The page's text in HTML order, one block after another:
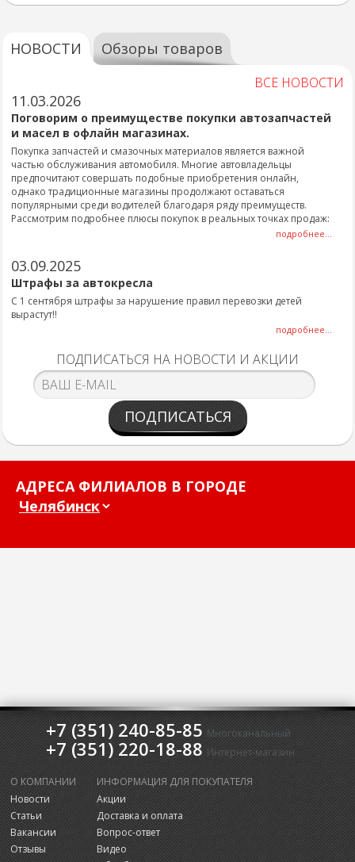
НОВОСТИ Обзоры товаров
ВСЕ НОВОСТИ
11.03.2026
Поговорим о преимуществе покупки автозапчастей
и масел в офлайн магазинах.
Покупка запчастей и смазочных материалов является важной
частью обслуживания автомобиля. Многие автовладельцы
предпочитают совершать подобные приобретения онлайн,
однако традиционные магазины продолжают оставаться
популярными среди водителей благодаря ряду преимуществ.
Рассмотрим подробнее плюсы покупок в реальных точках продаж:
подробнее...
03.09.2025
Штрафы за автокресла
С 1 сентября штрафы за нарушение правил перевозки детей
вырастут!!
подробнее...
ПОДПИСАТЬСЯ НА НОВОСТИ И АКЦИИ
ПОДПИСАТЬСЯ
АДРЕСА ФИЛИАЛОВ В ГОРОДЕ
+7 (351) 240-85-85 Многоканальный
+7 (351) 220-18-88 Интернет-магазин
О КОМПАНИИ
Новости
Статьи
Вакансии
Отзывы
ИНФОРМАЦИЯ ДЛЯ ПОКУПАТЕЛЯ
Акции
Доставка и оплата
Вопрос-ответ
Видео